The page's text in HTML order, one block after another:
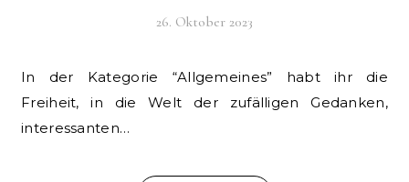
26. Oktober 2023
In der Kategorie “Allgemeines” habt ihr die
Freiheit, in die Welt der zufälligen Gedanken,
interessanten…